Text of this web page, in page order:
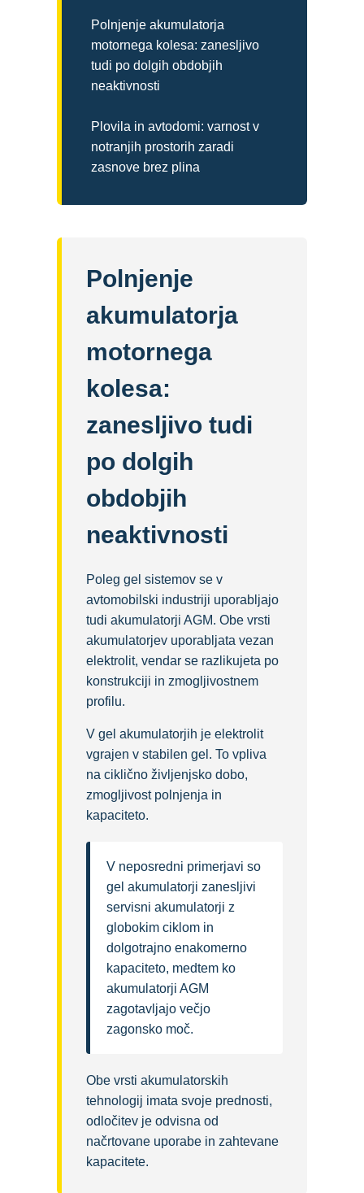
Polnjenje akumulatorja
motornega kolesa: zanesljivo
tudi po dolgih obdobjih
neaktivnosti
Plovila in avtodomi: varnost v
notranjih prostorih zaradi
zasnove brez plina
Polnjenje
akumulatorja
motornega
kolesa:
zanesljivo tudi
po dolgih
obdobjih
neaktivnosti
Poleg gel sistemov se v
avtomobilski industriji uporabljajo
tudi akumulatorji AGM. Obe vrsti
akumulatorjev uporabljata vezan
elektrolit, vendar se razlikujeta po
konstrukciji in zmogljivostnem
profilu.
V gel akumulatorjih je elektrolit
vgrajen v stabilen gel. To vpliva
na ciklično življenjsko dobo,
zmogljivost polnjenja in
kapaciteto.
V neposredni primerjavi so
gel akumulatorji zanesljivi
servisni akumulatorji z
globokim ciklom in
dolgotrajno enakomerno
kapaciteto, medtem ko
akumulatorji AGM
zagotavljajo večjo
zagonsko moč.
Obe vrsti akumulatorskih
tehnologij imata svoje prednosti,
odločitev je odvisna od
načrtovane uporabe in zahtevane
kapacitete.